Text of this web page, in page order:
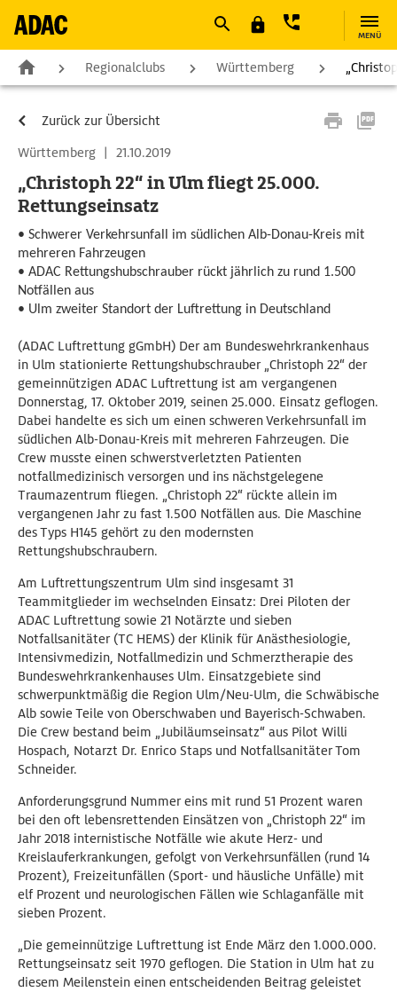
MENÜ
Regionalclubs Württemberg
Zurück zur Übersicht
Württemberg | 21.10.2019
„Christoph 22“ in Ulm fliegt 25.000.
Rettungseinsatz
• Schwerer Verkehrsunfall im südlichen Alb-Donau-Kreis mit
mehreren Fahrzeugen
• ADAC Rettungshubschrauber rückt jährlich zu rund 1.500
Notfällen aus
• Ulm zweiter Standort der Luftrettung in Deutschland
(ADAC Luftrettung gGmbH) Der am Bundeswehrkrankenhaus
in Ulm stationierte Rettungshubschrauber „Christoph 22“ der
gemeinnützigen ADAC Luftrettung ist am vergangenen
Donnerstag, 17. Oktober 2019, seinen 25.000. Einsatz geflogen.
Dabei handelte es sich um einen schweren Verkehrsunfall im
südlichen Alb-Donau-Kreis mit mehreren Fahrzeugen. Die
Crew musste einen schwerstverletzten Patienten
notfallmedizinisch versorgen und ins nächstgelegene
Traumazentrum fliegen. „Christoph 22“ rückte allein im
vergangenen Jahr zu fast 1.500 Notfällen aus. Die Maschine
des Typs H145 gehört zu den modernsten
Rettungshubschraubern.
Am Luftrettungszentrum Ulm sind insgesamt 31
Teammitglieder im wechselnden Einsatz: Drei Piloten der
ADAC Luftrettung sowie 21 Notärzte und sieben
Notfallsanitäter (TC HEMS) der Klinik für Anästhesiologie,
Intensivmedizin, Notfallmedizin und Schmerztherapie des
Bundeswehrkrankenhauses Ulm. Einsatzgebiete sind
schwerpunktmäßig die Region Ulm/Neu-Ulm, die Schwäbische
Alb sowie Teile von Oberschwaben und Bayerisch-Schwaben.
Die Crew bestand beim „Jubiläumseinsatz“ aus Pilot Willi
Hospach, Notarzt Dr. Enrico Staps und Notfallsanitäter Tom
Schneider.
Anforderungsgrund Nummer eins mit rund 51 Prozent waren
bei den oft lebensrettenden Einsätzen von „Christoph 22“ im
Jahr 2018 internistische Notfälle wie akute Herz- und
Kreislauferkrankungen, gefolgt von Verkehrsunfällen (rund 14
Prozent), Freizeitunfällen (Sport- und häusliche Unfälle) mit
elf Prozent und neurologischen Fällen wie Schlaganfälle mit
sieben Prozent.
„Die gemeinnützige Luftrettung ist Ende März den 1.000.000.
Rettungseinsatz seit 1970 geflogen. Die Station in Ulm hat zu
diesem Meilenstein einen entscheidenden Beitrag geleistet